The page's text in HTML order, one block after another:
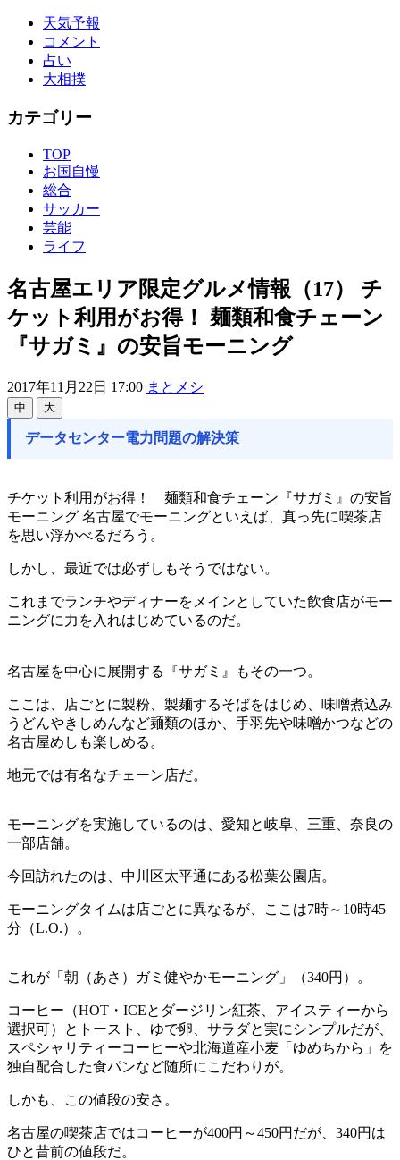
天気予報
コメント
占い
大相撲
カテゴリー
TOP
お国自慢
総合
サッカー
芸能
ライフ
名古屋エリア限定グルメ情報（17） チ
ケット利用がお得！ 麺類和食チェーン
『サガミ』の安旨モーニング
2017年11月22日 17:00 まとメシ
中 大
データセンター電力問題の解決策
チケット利用がお得！ 麺類和食チェーン『サガミ』の安旨
モーニング 名古屋でモーニングといえば、真っ先に喫茶店
を思い浮かべるだろう。
しかし、最近では必ずしもそうではない。
これまでランチやディナーをメインとしていた飲食店がモー
ニングに力を入れはじめているのだ。
名古屋を中心に展開する『サガミ』もその一つ。
ここは、店ごとに製粉、製麺するそばをはじめ、味噌煮込み
うどんやきしめんなど麺類のほか、手羽先や味噌かつなどの
名古屋めしも楽しめる。
地元では有名なチェーン店だ。
モーニングを実施しているのは、愛知と岐阜、三重、奈良の
一部店舗。
今回訪れたのは、中川区太平通にある松葉公園店。
モーニングタイムは店ごとに異なるが、ここは7時～10時45
分（L.O.）。
これが「朝（あさ）ガミ健やかモーニング」（340円）。
コーヒー（HOT・ICEとダージリン紅茶、アイスティーから
選択可）とトースト、ゆで卵、サラダと実にシンプルだが、
スペシャリティーコーヒーや北海道産小麦「ゆめちから」を
独自配合した食パンなど随所にこだわりが。
しかも、この値段の安さ。
名古屋の喫茶店ではコーヒーが400円～450円だが、340円は
ひと昔前の値段だ。